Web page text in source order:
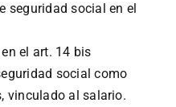
seguridad social en el
el art. 14 bis
social como
vinculado al salario.